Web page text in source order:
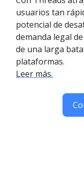
usuarios tan
potencial de
demanda legal
de una larga
plataformas.
Leer más.